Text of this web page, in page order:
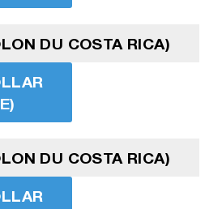
DU COSTA RICA)
DU COSTA RICA)